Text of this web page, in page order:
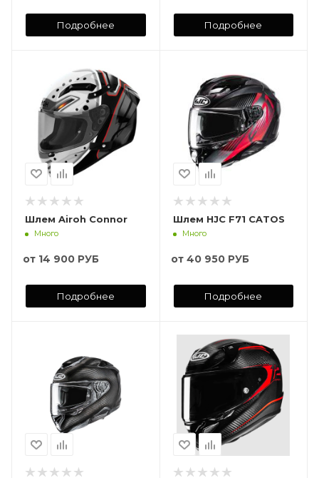
Подробнее Подробнее
Шлем Airoh Connor
Много
от 14 900 РУБ
Подробнее
Шлем HJC F71 CATOS
Много
от 40 950 РУБ
Подробнее